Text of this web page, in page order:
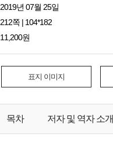
2019년 07월 25일
212쪽 | 104*182
11,200원
표지 이미지
목차 저자 및 역자 소개